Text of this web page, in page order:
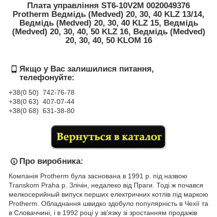
Плата управління ST6-10V2M 0020049376
Protherm Ведмідь (Medved) 20, 30, 40 KLZ 13/14,
Ведмідь (Medved) 20, 30, 40 KLZ 15, Ведмідь
(Medved) 20, 30, 40, 50 KLZ 16, Ведмідь (Medved)
20, 30, 40, 50 KLOM 16
Якщо у Вас залишилися питання,
телефонуйте:
+38(0 50) 742-76-78
+38(0 63) 407-07-44
+38(0 68) 631-38-80
Про виробника:
Компанія Protherm була заснована в 1991 р. під назвою
Transkom Praha р. Злічін, недалеко від Праги. Тоді ж почався
мелкосерийный випуск перших електричних котлів під маркою
Protherm. Обладнання швидко здобуло популярність в Чехії та
в Словаччині, і в 1992 році у зв'язку зі зростанням продажів